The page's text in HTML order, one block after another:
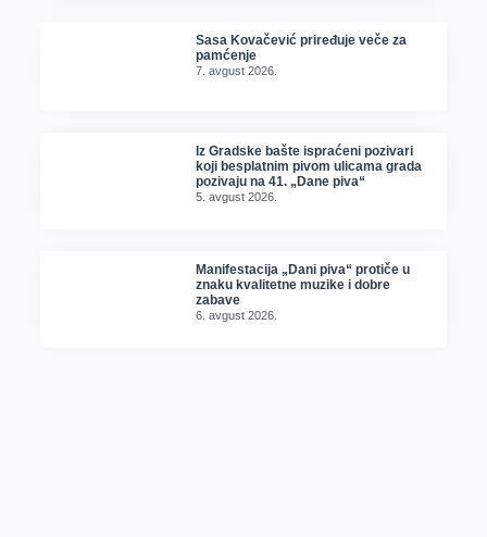
Sasa Kovačević priređuje veče za
pamćenje
7. avgust 2026.
Iz Gradske bašte ispraćeni pozivari
koji besplatnim pivom ulicama grada
pozivaju na 41. „Dane piva“
5. avgust 2026.
Manifestacija „Dani piva“ protiče u
znaku kvalitetne muzike i dobre
zabave
6. avgust 2026.